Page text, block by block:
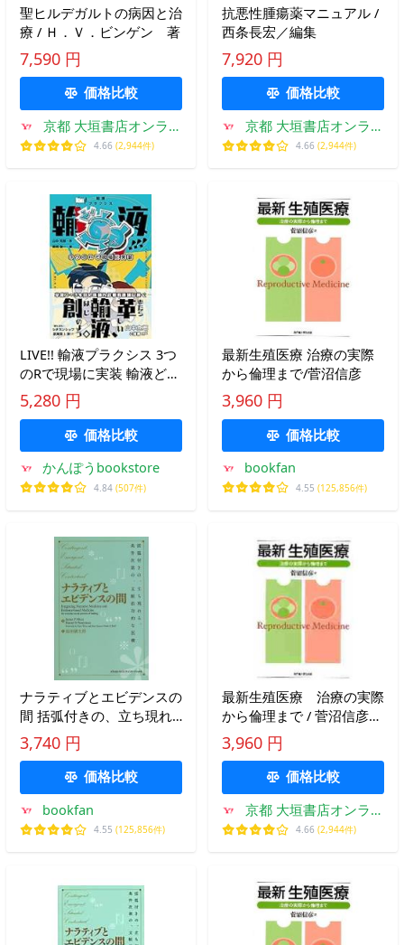
聖ヒルデガルトの病因と治
療 / Ｈ．Ｖ．ビンゲン 著
7,590 円
価格比較
京都 大垣書店オンライ
ン
4.66 (2,944件)
抗悪性腫瘍薬マニュアル /
西条長宏／編集
7,920 円
価格比較
京都 大垣書店オンライ
ン
4.66 (2,944件)
LIVE!! 輸液プラクシス 3つ
のRで現場に実装 輸液ど真
ん中!!!
5,280 円
価格比較
かんぽうbookstore
4.84 (507件)
最新生殖医療 治療の実際
から倫理まで/菅沼信彦
3,960 円
価格比較
bookfan
4.55 (125,856件)
ナラティブとエビデンスの
間 括弧付きの、立ち現れ
る、条件次第の、文脈依存
的な医療/ジェイムズP．メ
ザ/ダニエルS．パッサーマ
ン/岩田健太郎
3,740 円
価格比較
bookfan
4.55 (125,856件)
最新生殖医療 治療の実際
から倫理まで / 菅沼信彦／
著
3,960 円
価格比較
京都 大垣書店オンライ
ン
4.66 (2,944件)